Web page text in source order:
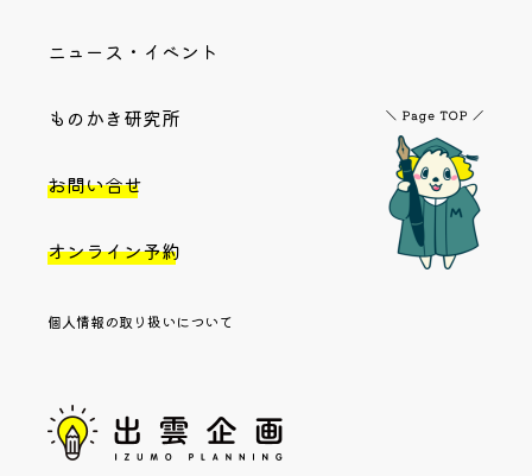
ニュース・イベント
ものかき研究所
お問い合せ
オンライン予約
個人情報の取り扱いについて